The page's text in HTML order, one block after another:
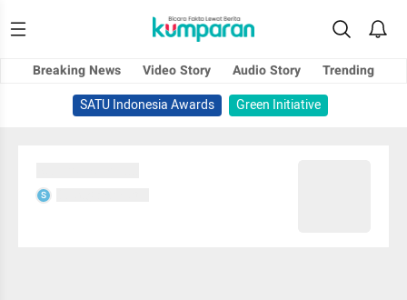
Breaking News Video Story Audio Story
Trending
SATU Indonesia Awards
Green Initiative
S